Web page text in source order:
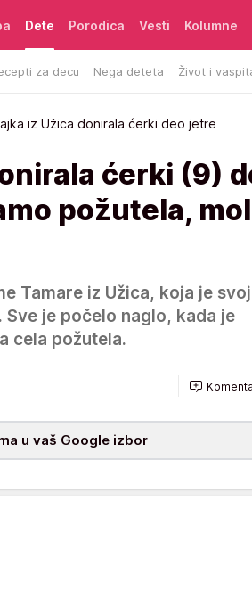
Dete
za decu Nega deteta Život i
Porodica Vesti Kolumne
iz Užica donirala ćerki deo jetre
ćerki (9)
požutela,
Tamare iz Užica, koja je
je počelo naglo, kada je
cela požutela.
u vaš Google izbor